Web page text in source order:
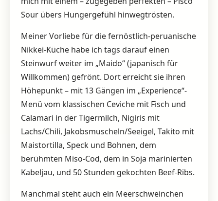
Sour übers Hungergefühl hinwegtrösten.
Meiner Vorliebe für die fernöstlich-peruanische
Nikkei-Küche habe ich tags darauf einen
Steinwurf weiter im „Maido“ (japanisch für
Willkommen) gefrönt. Dort erreicht sie ihren
Höhepunkt – mit 13 Gängen im „Experience“-
Menü vom klassischen Ceviche mit Fisch und
Calamari in der Tigermilch, Nigiris mit
Lachs/Chili, Jakobsmuscheln/Seeigel, Takito mit
Maistortilla, Speck und Bohnen, dem
berühmten Miso-Cod, dem in Soja marinierten
Kabeljau, und 50 Stunden gekochten Beef-Ribs.
Manchmal steht auch ein Meerschweinchen